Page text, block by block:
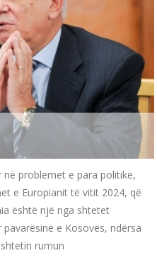
në problemet e para politike,
e Europianit të vitit 2024, që
është një nga shtetet
e Kosovës, ndërsa
rumun